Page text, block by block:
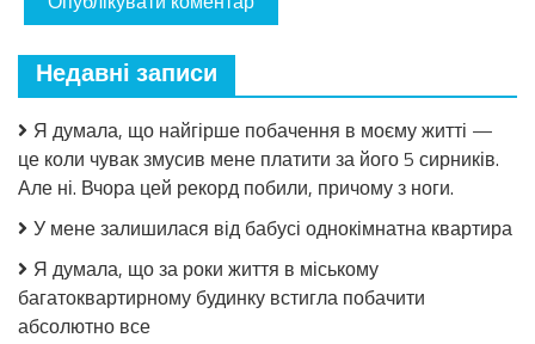
Недавні записи
Я думала, що найгірше побачення в моєму житті —
це коли чувак змусив мене платити за його 5 сирників.
Але ні. Вчора цей рекорд побили, причому з ноги.
У мене залишилася від бабусі однокімнатна квартира
Я думала, що за роки життя в міському
багатоквартирному будинку встигла побачити
абсолютно все